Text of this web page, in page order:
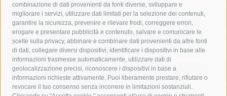
combinazione di dati provenienti da fonti diverse, sviluppare e
migliorare i servizi, utilizzare dati limitati per la selezione dei contenuti,
garantire la sicurezza, prevenire e rilevare frodi, correggere errori,
erogare e presentare pubblicità e contenuto, salvare e comunicare le
scelte sulla privacy, abbinare e combinare dati provenienti da altre fonti
di dati, collegare diversi dispositivi, identificare i dispositivi in base alle
informazioni trasmesse automaticamente, utilizzare dati di
geolocalizzazione precisi, riconoscere i dispositivi in base a
informazioni richieste attivamente. Puoi liberamente prestare, rifiutare o
revocare il tuo consenso senza incorrere in limitazioni sostanziali.
costiera amalfitana
covid-19 eav
elezioni
fondazione sorrento
gori guardia costiera
incidente
lavori
lorenzo balducelli mare
massa lubrense
massimo coppola
Meta napoli
ordinanza
penisola sorrentina
piano di sorrento
polizia municipale
protezione civile
Regione Campania
sant'agnello